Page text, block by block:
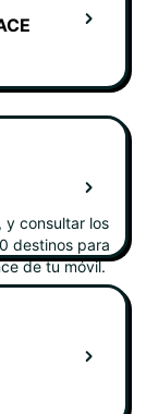
y consultar los
destinos para
de tu móvil.